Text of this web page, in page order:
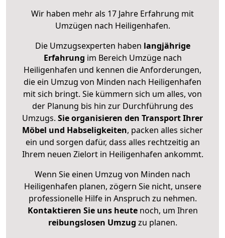
Wir haben mehr als 17 Jahre Erfahrung mit
Umzügen nach Heiligenhafen.
Die Umzugsexperten haben langjährige
Erfahrung im Bereich Umzüge nach
Heiligenhafen und kennen die Anforderungen,
die ein Umzug von Minden nach Heiligenhafen
mit sich bringt. Sie kümmern sich um alles, von
der Planung bis hin zur Durchführung des
Umzugs. Sie organisieren den Transport Ihrer
Möbel und Habseligkeiten, packen alles sicher
ein und sorgen dafür, dass alles rechtzeitig an
Ihrem neuen Zielort in Heiligenhafen ankommt.
Wenn Sie einen Umzug von Minden nach
Heiligenhafen planen, zögern Sie nicht, unsere
professionelle Hilfe in Anspruch zu nehmen.
Kontaktieren Sie uns heutenoch, um Ihren
reibungslosen Umzug zu planen.